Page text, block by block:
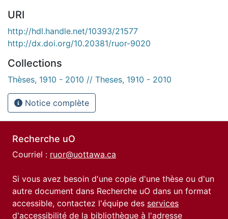
URI
http://hdl.handle.net/10393/21577
http://dx.doi.org/10.20381/ruor-9020
Collections
Thèses, 1910 - 2010 // Theses, 1910 - 2010
Notice complète
Recherche uO
Courriel : ruor@uottawa.ca
Si vous avez besoin d'une copie d'une thèse ou d'un
autre document dans Recherche uO dans un format
accessible, contactez l'équipe des services
d'accessibilité de la bibliothèque à l'adresse